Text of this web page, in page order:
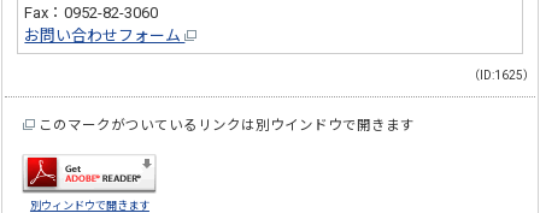
Fax：0952-82-3060
お問い合わせフォーム
（ID:1625）
このマークがついているリンクは別ウインドウで開きます
別ウィンドウで開きます